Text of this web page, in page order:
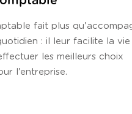
fait plus
: il leur facilite la vie
les meilleurs choix
l’entreprise.